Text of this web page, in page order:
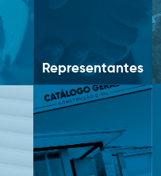
Representantes